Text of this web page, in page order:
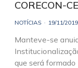
CORECON-CE
NOTÍCIAS 19/11/2019
Manteve-se
que será